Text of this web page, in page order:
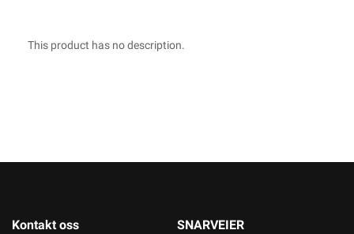
This product has no description.
Kontakt oss SNARVEIER